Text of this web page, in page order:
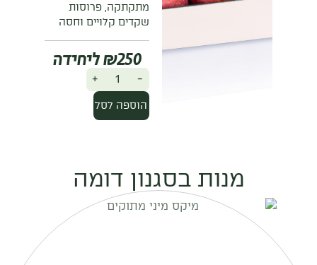
מתקתקה, פרוסות
שקדים קלויים וחסה
₪250
הוספה לסל
מנות בסגנון דומה